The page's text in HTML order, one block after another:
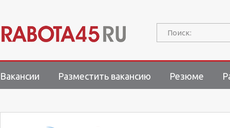
Поиск:
Вакансии Разместить вакансию Резюме